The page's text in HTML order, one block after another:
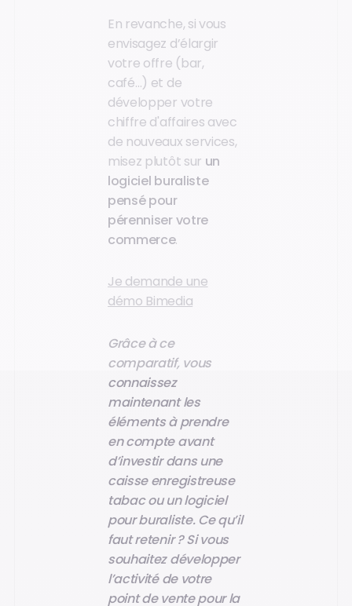
En revanche, si vous
envisagez d’élargir
votre offre (bar,
café…) et de
développer votre
chiffre d'affaires avec
de nouveaux services,
misez plutôt sur un
logiciel buraliste
pensé pour
pérenniser votre
commerce.
Je demande une
démo Bimedia
Grâce à ce
comparatif, vous
connaissez
maintenant les
éléments à prendre
en compte avant
d’investir dans une
caisse enregistreuse
tabac ou un logiciel
pour buraliste. Ce qu’il
faut retenir ? Si vous
souhaitez développer
l’activité de votre
point de vente pour la